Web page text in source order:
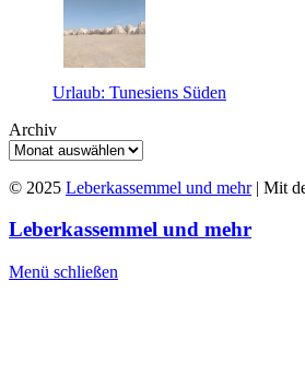
Urlaub: Tunesiens Süden
Archiv
© 2025 Leberkassemmel und mehr| Mit
Leberkassemmel und mehr
Menü schließen